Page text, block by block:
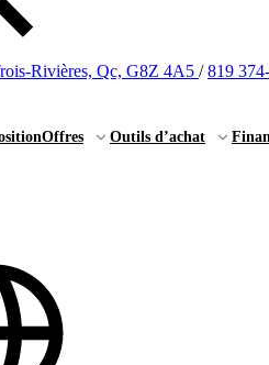
Rivières, Qc, G8Z 4A5 / 819
Offres Outils d’achat